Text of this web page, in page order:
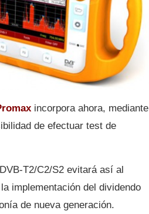
incorpora ahora, mediante
de efectuar test de
T2/C2/S2 evitará así al
implementación del dividendo
de nueva generación.